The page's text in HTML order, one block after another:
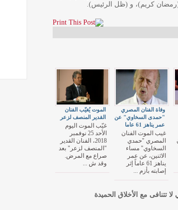
و (رمضان كريم)، و (ظل الرئيس).
الموت يُغيّب الفنان
القدير المنصف لزعر
غيّب الموت اليوم
الأحد 25 نوفمبر
2018، الفنان القدير
"المنصف لزعر" بعد
صراع مع المرض.
وقد ش ...
وفاة الفنان المصري
"حمدى السخاوي" عن
عمر يناهز 61 عاما
غيب الموت الفنان
المصري "حمدي
السخاوي" مساء
الاثنين، عن عمر
يناهز 61 عاماً إثر
إصابته بأزم ...
لا تتنافى مع الأخلاق الحميدة